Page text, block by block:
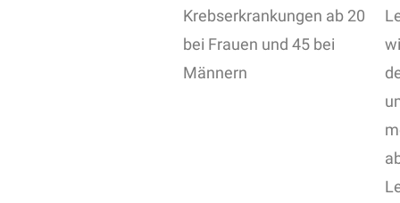
Krebserkrankungen ab 20
bei Frauen und 45 bei
Männern